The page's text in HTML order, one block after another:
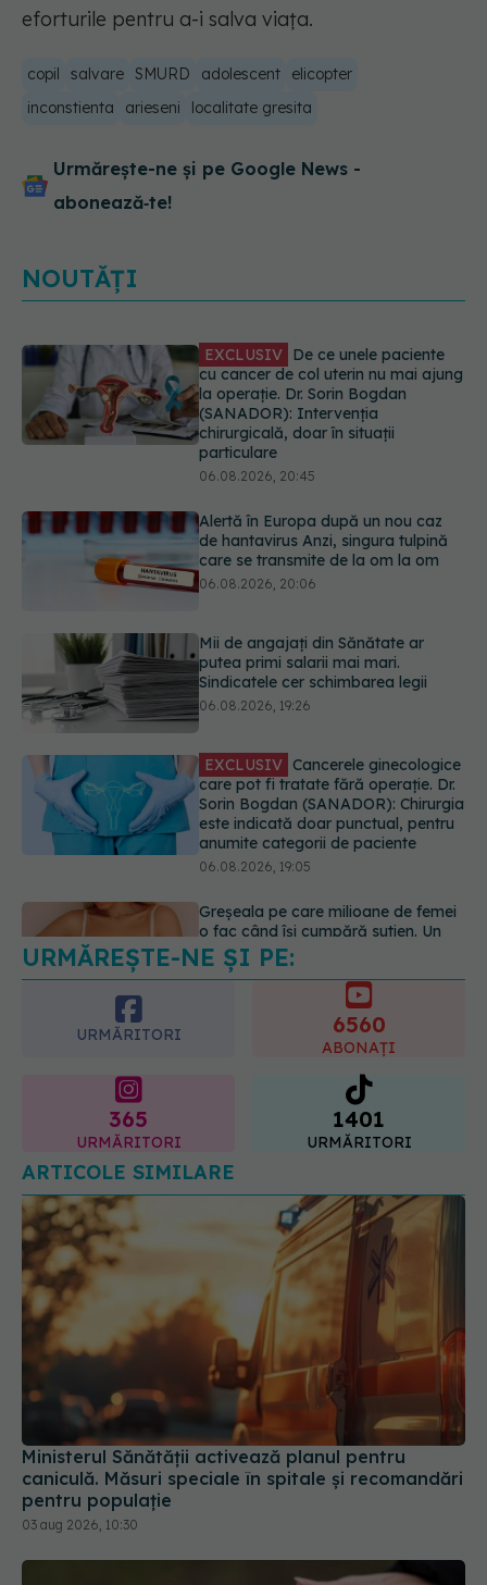
eforturile pentru a-i salva viaţa.
copil salvare SMURD adolescent
elicopter
inconstienta
arieseni localitate gresita
Urmărește-ne și pe Google News -
abonează‑te!
NOUTĂȚI
Alertă în Europa după un nou caz
de hantavirus Anzi, singura tulpină
care se transmite de la om la om
06.08.2026, 20:06
Mii de angajați din Sănătate ar
Sindicatele cer schimbarea legii
06.08.2026, 19:26
Sorin Bogdan (SANADOR): Chirurgia
este indicată doar punctual, pentru
anumite categorii de paciente
06.08.2026, 19:05
o fac când își cumpără sutien. Un
medic explică metoda corectă
06.08.2026, 18:08
EXCLUSIV De ce unele paciente
la operație. Dr. Sorin Bogdan
(SANADOR): Intervenția
chirurgicală, doar în situații
particulare
URMĂREȘTE-NE ȘI PE:
URMĂRITORI 6560
365
URMĂRITORI
1401
URMĂRITORI
ARTICOLE SIMILARE
Ministerul Sănătății activează planul pentru
caniculă. Măsuri speciale în spitale și recomandări
pentru populație
03 aug 2026, 10:30